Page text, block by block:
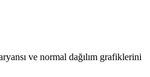
ve normal dağılım grafiklerini